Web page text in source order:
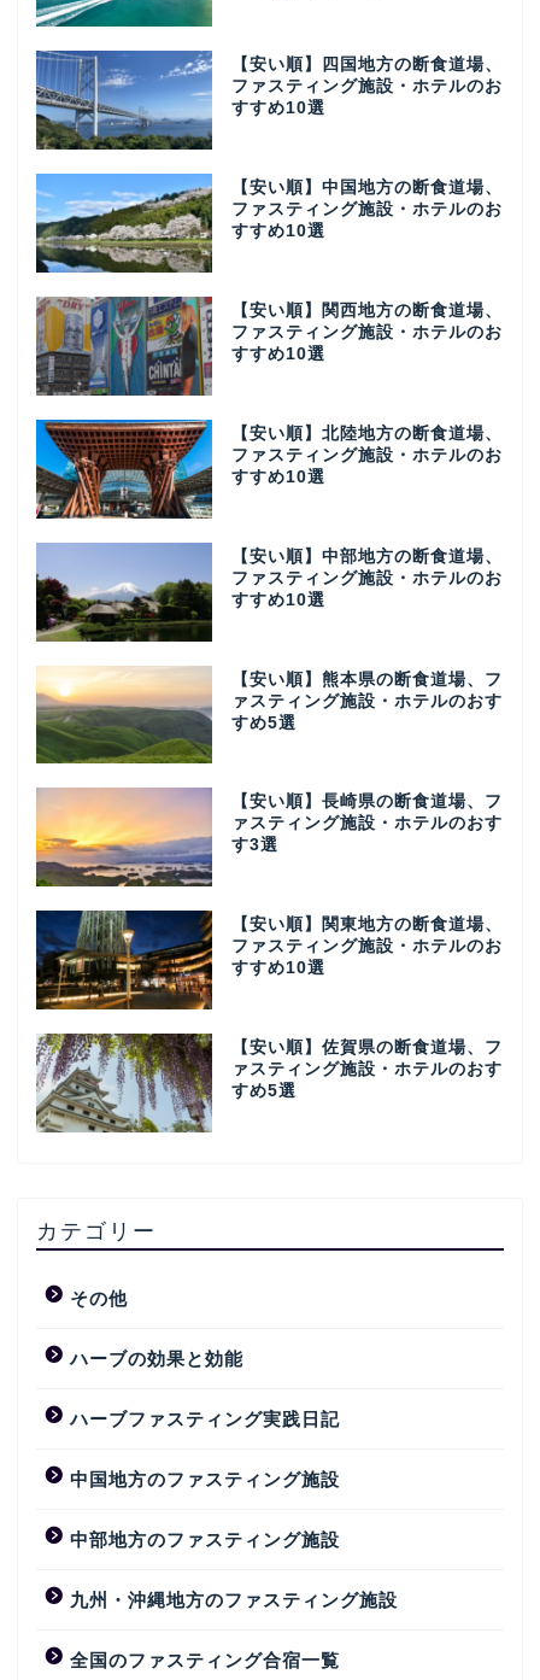
【安い順】四国地方の断食道場、
ファスティング施設・ホテルのお
すすめ10選
【安い順】中国地方の断食道場、
ファスティング施設・ホテルのお
すすめ10選
【安い順】関西地方の断食道場、
ファスティング施設・ホテルのお
すすめ10選
【安い順】北陸地方の断食道場、
ファスティング施設・ホテルのお
すすめ10選
【安い順】中部地方の断食道場、
ファスティング施設・ホテルのお
すすめ10選
【安い順】熊本県の断食道場、フ
ァスティング施設・ホテルのおす
すめ5選
【安い順】長崎県の断食道場、フ
ァスティング施設・ホテルのおす
す3選
【安い順】関東地方の断食道場、
ファスティング施設・ホテルのお
すすめ10選
【安い順】佐賀県の断食道場、フ
ァスティング施設・ホテルのおす
すめ5選
カテゴリー
その他
ハーブの効果と効能
ハーブファスティング実践日記
中国地方のファスティング施設
中部地方のファスティング施設
九州・沖縄地方のファスティング施設
全国のファスティング合宿一覧